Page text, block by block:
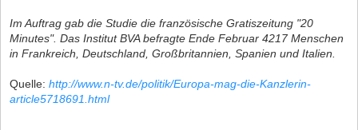
Im Auftrag gab die Studie die französische Gratiszeitung "20
Minutes". Das Institut BVA befragte Ende Februar 4217 Menschen
in Frankreich, Deutschland, Großbritannien, Spanien und Italien.
Quelle: http://www.n-tv.de/politik/Europa-mag-die-Kanzlerin-
article5718691.html